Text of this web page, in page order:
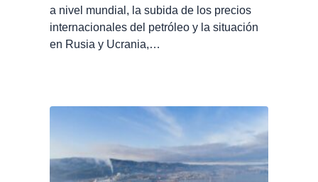
a nivel mundial, la subida de los precios
internacionales del petróleo y la situación
en Rusia y Ucrania,…